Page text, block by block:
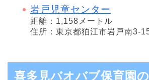
岩戸児童センター
距離：1,158メートル
住所：東京都狛江市岩戸南3-
喜多見バオバブ保育園